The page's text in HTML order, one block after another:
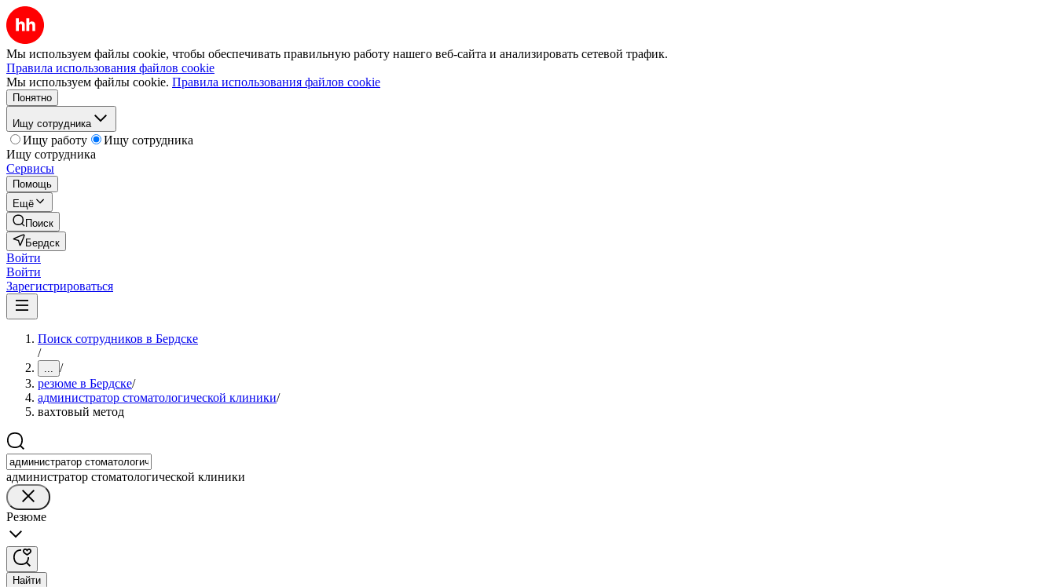
Мы используем файлы cookie, чтобы обеспечивать правильную работу нашего веб-сайта и анализировать сетевой трафик.
Правила использования файлов cookie
Мы используем файлы cookie. Правила использования файлов cookie
Понятно
Ищу сотрудника
Ищу работу
Ищу сотрудника
Ищу сотрудника
Сервисы
Помощь
Ещё
Поиск
Бердск
Войти
Войти
Зарегистрироваться
Поиск сотрудников в Бердске
/
... /
резюме в Бердске/
администратор стоматологической клиники/
вахтовый метод
администратор стоматологической клиники
Резюме
Найти